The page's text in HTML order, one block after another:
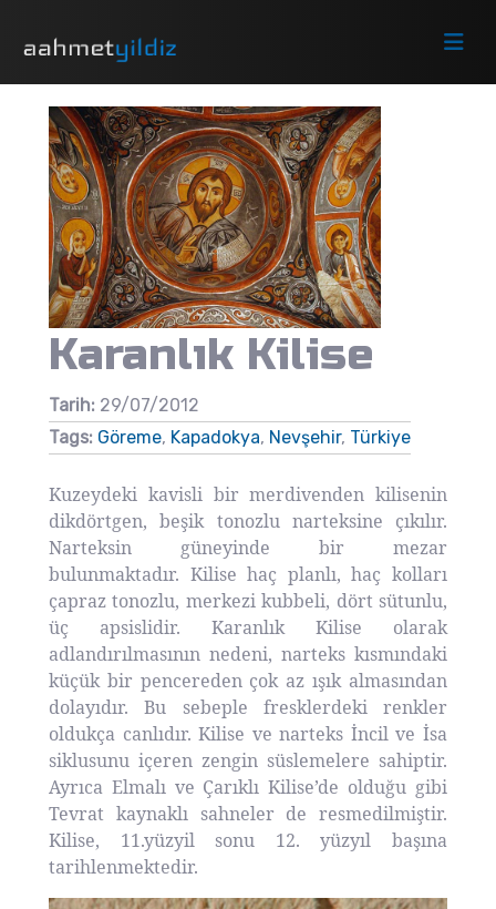
Karanlık Kilise
Tarih: 29/07/2012
Tags: Göreme, Kapadokya, Nevşehir, Türkiye
Kuzeydeki kavisli bir merdivenden kilisenin
dikdörtgen, beşik tonozlu narteksine çıkılır.
Narteksin güneyinde bir mezar
bulunmaktadır. Kilise haç planlı, haç kolları
çapraz tonozlu, merkezi kubbeli, dört sütunlu,
üç apsislidir. Karanlık Kilise olarak
adlandırılmasının nedeni, narteks kısmındaki
küçük bir pencereden çok az ışık almasından
dolayıdır. Bu sebeple fresklerdeki renkler
oldukça canlıdır. Kilise ve narteks İncil ve İsa
siklusunu içeren zengin süslemelere sahiptir.
Ayrıca Elmalı ve Çarıklı Kilise’de olduğu gibi
Tevrat kaynaklı sahneler de resmedilmiştir.
Kilise, 11.yüzyil sonu 12. yüzyıl başına
tarihlenmektedir.